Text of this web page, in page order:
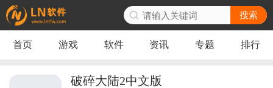
搜索
首页 游戏 软件 资讯 专题 排行
破碎大陆2中文版